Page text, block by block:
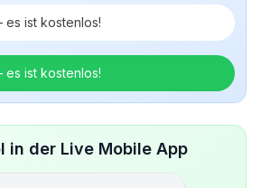
es ist kostenlos!
es ist kostenlos!
in der Live Mobile App